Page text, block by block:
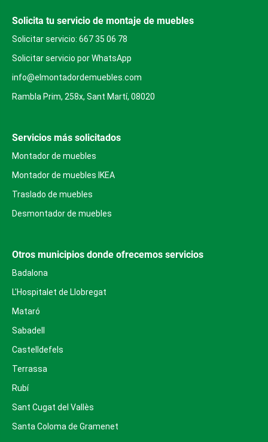
Solicita tu servicio de montaje de muebles
Solicitar servicio: 667 35 06 78
Solicitar servicio por WhatsApp
info@elmontadordemuebles.com
Rambla Prim, 258x, Sant Martí, 08020
Servicios más solicitados
Montador de muebles
Montador de muebles IKEA
Traslado de muebles
Desmontador de muebles
Otros municipios donde ofrecemos servicios
Badalona
L'Hospitalet de Llobregat
Mataró
Sabadell
Castelldefels
Terrassa
Rubí
Sant Cugat del Vallès
Santa Coloma de Gramenet